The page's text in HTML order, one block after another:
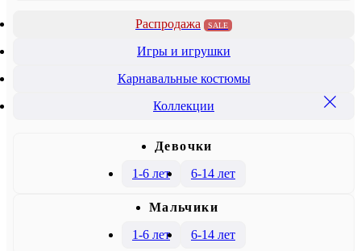
Распродажа SALE
Игры и игрушки
Карнавальные костюмы
Коллекции
Девочки
1-6 лет
6-14 лет
Mальчики
1-6 лет
6-14 лет